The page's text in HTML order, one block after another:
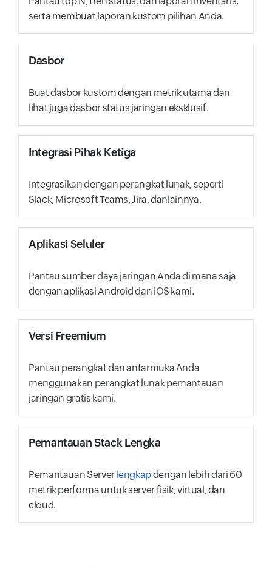
serta membuat laporan kustom pilihan Anda.
Dasbor
Buat dasbor kustom dengan metrik utama dan
lihat juga dasbor status jaringan eksklusif.
Integrasi Pihak Ketiga
Integrasikan dengan perangkat lunak, seperti
Slack, Microsoft Teams, Jira, danlainnya.
Aplikasi Seluler
Pantau sumber daya jaringan Anda di mana saja
dengan aplikasi Android dan iOS kami.
Versi Freemium
Pantau perangkat dan antarmuka Anda
menggunakan perangkat lunak pemantauan
jaringan gratis kami.
Pemantauan Stack Lengka
Pemantauan Server lengkapdengan lebih dari 60
metrik performa untuk server fisik, virtual, dan
cloud.